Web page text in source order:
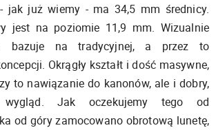
- jak już wiemy - ma 34,5 mm średnicy.
jest na poziomie 11,9 mm. Wizualnie
bazuje na tradycyjnej, a przez to
Okrągły kształt i dość masywne,
to nawiązanie do kanonów, ale i dobry,
wygląd. Jak oczekujemy tego od
od góry zamocowano obrotową lunetę,